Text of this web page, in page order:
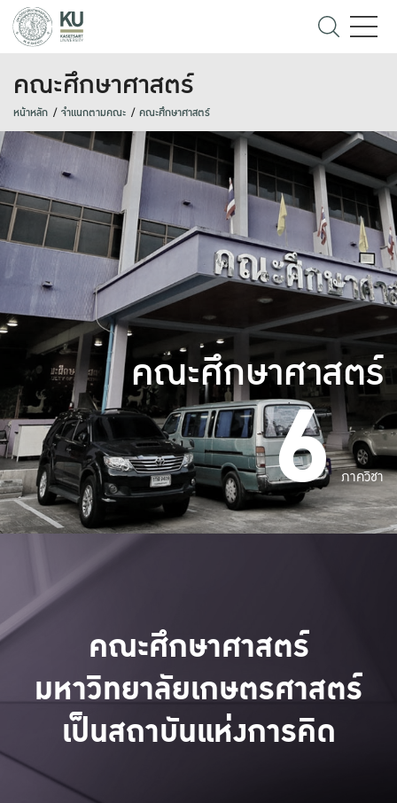
คณะศึกษาศาสตร์
หน้าหลัก จำแนกตามคณะ คณะศึกษาศาสตร์
คณะศึกษาศาสตร์
6 ภาควิชา
คณะศึกษาศาสตร์
มหาวิทยาลัยเกษตรศาสตร์
เป็นสถาบันแห่งการคิด